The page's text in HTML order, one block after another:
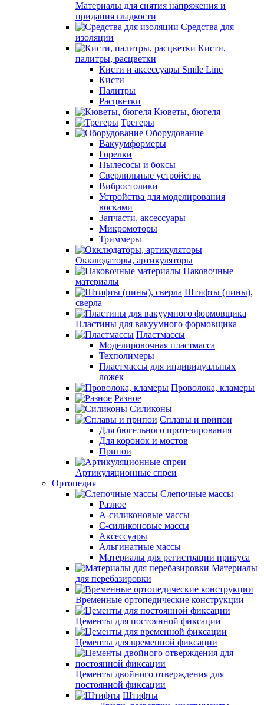
Материалы для снятия напряжения и
придания гладкости
Средства для
изоляции
Кисти,
палитры, расцветки
Кисти и аксессуары Smile Line
Кисти
Палитры
Расцветки
Кюветы, бюгеля
Трегеры
Оборудование
Вакуумформеры
Горелки
Пылесосы и боксы
Сверлильные устройства
Вибростолики
Устройства для моделирования
восками
Запчасти, аксессуары
Микромоторы
Триммеры
Окклюдаторы, артикуляторы
Паковочные
материалы
Штифты (пины),
сверла
Пластины для вакуумного формовщика
Пластмассы
Моделировочная пластмасса
Техполимеры
Пластмассы для индивидуальных
ложек
Проволока, кламеры
Разное
Силиконы
Сплавы и припои
Для бюгельного протезирования
Для коронок и мостов
Припои
Артикуляционные спреи
Ортопедия
Слепочные массы
Разное
А-силиконовые массы
С-силиконовые массы
Аксессуары
Альгинатные массы
Материалы для регистрации прикуса
Материалы
для перебазировки
Временные ортопедические конструкции
Цементы для постоянной фиксации
Цементы для временной фиксации
Цементы двойного отверждения для
постоянной фиксации
Штифты